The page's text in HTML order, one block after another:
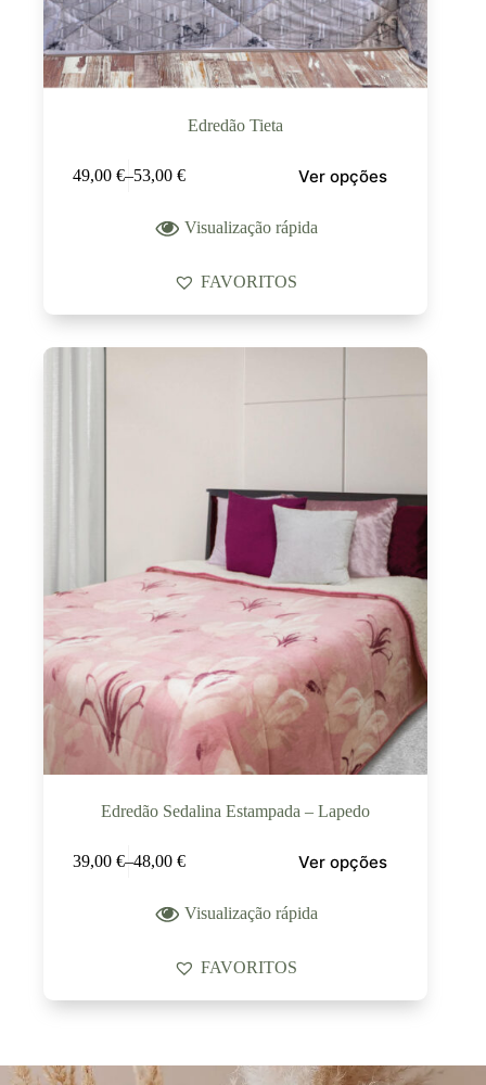
Edredão Tieta
49,00 €–53,00 € Ver opções
Visualização rápida
FAVORITOS
Edredão Sedalina Estampada – Lapedo
39,00 €–48,00 € Ver opções
Visualização rápida
FAVORITOS